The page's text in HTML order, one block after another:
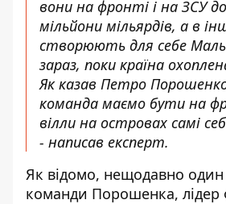
вони на фронті і на ЗСУ
мільйони мільярдів, а в
створюють для себе
зараз, поки країна
Як казав Петро
команда маємо бути на
вілли на островах самі
- написав експерт.
Як відомо, нещодавно один
команди Порошенка, лідер